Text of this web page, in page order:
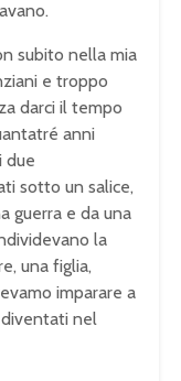
subito nella mia
e troppo
darci il tempo
anni
due
sotto un salice,
guerra e da una
la
una figlia,
imparare a
nel